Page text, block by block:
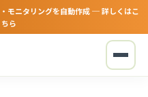
モニタリングを自動作成 ─ 詳しくはこ
ちら